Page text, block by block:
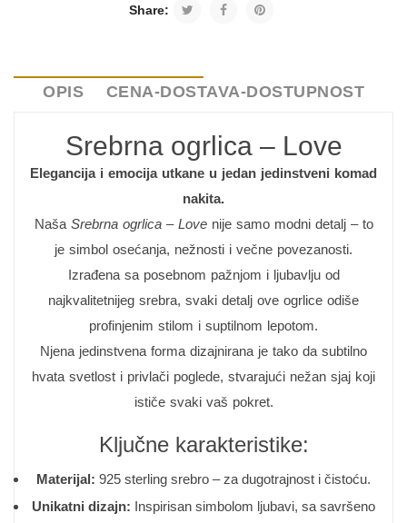
Share:
OPIS CENA-DOSTAVA-DOSTUPNOST
Srebrna ogrlica – Love
Elegancija i emocija utkane u jedan jedinstveni komad
nakita.
Naša Srebrna ogrlica – Lovenije samo modni detalj – to
je simbol osećanja, nežnosti i večne povezanosti.
Izrađena sa posebnom pažnjom i ljubavlju od
najkvalitetnijeg srebra, svaki detalj ove ogrlice odiše
profinjenim stilom i suptilnom lepotom.
Njena jedinstvena forma dizajnirana je tako da subtilno
hvata svetlost i privlači poglede, stvarajući nežan sjaj koji
ističe svaki vaš pokret.
Ključne karakteristike:
Materijal: 925 sterling srebro – za dugotrajnost i čistoću.
Unikatni dizajn: Inspirisan simbolom ljubavi, sa savršeno